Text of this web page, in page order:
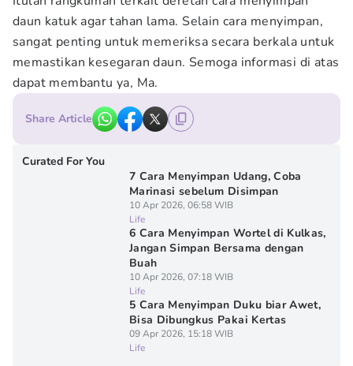
daun katuk agar tahan lama. Selain cara menyimpan,
sangat penting untuk memeriksa secara berkala untuk
memastikan kesegaran daun. Semoga informasi di atas
dapat membantu ya, Ma.
Share Article
Curated For You
7 Cara Menyimpan Udang, Coba
Marinasi sebelum Disimpan
10 Apr 2026, 06:58 WIB
Life
6 Cara Menyimpan Wortel di Kulkas,
Jangan Simpan Bersama dengan
Buah
10 Apr 2026, 07:18 WIB
Life
5 Cara Menyimpan Duku biar Awet,
Bisa Dibungkus Pakai Kertas
09 Apr 2026, 15:18 WIB
Life